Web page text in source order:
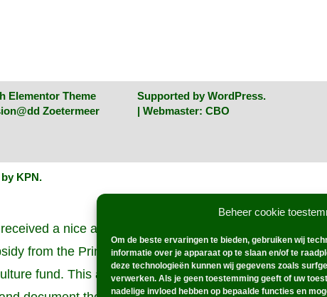
Beheer cookie
Om de beste ervaringen te bieden, gebruiken wij
informatie over je apparaat op te slaan en/of te
deze technologieën kunnen wij gegevens zoals
verwerken. Als je geen toestemming geeft of uw
nadelige invloed hebben op bepaalde functies en
Elementor Theme
Zoetermeer
Supported by WordPress.
| Webmaster: CBO
KPN.
a nice amount of
from the Prince
fund. This allowed us